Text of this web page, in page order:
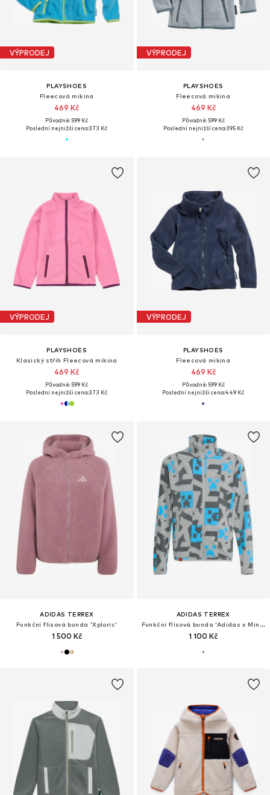
VÝPRODEJ
PLAYSHOES
Fleecová mikina
469 Kč
Původně: 599 Kč
Poslední nejnižší cena:373 Kč
VÝPRODEJ
PLAYSHOES
Fleecová mikina
469 Kč
Původně: 599 Kč
Poslední nejnižší cena:395 Kč
VÝPRODEJ
PLAYSHOES
Klasický střih Fleecová mikina
469 Kč
Původně: 599 Kč
Poslední nejnižší cena:373 Kč
VÝPRODEJ
PLAYSHOES
Fleecová mikina
469 Kč
Původně: 599 Kč
Poslední nejnižší cena:449 Kč
ADIDAS TERREX
Funkční flísová bunda 'Xploric'
1 500 Kč
ADIDAS TERREX
Funkční flísová bunda 'Adidas x Minecraft'
1 100 Kč